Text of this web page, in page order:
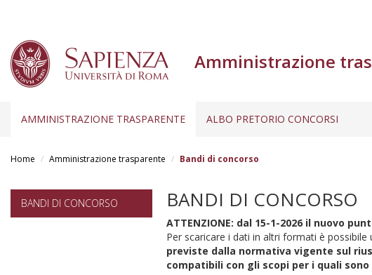
Amministrazione
AMMINISTRAZIONE TRASPARENTE ALBO PRETORIO CONCORSI
Home Amministrazione trasparente Bandi di concorso
BANDI DI CONCORSO BANDI DI CONCORSO
ATTENZIONE: dal 15-1-2026 il nuovo
Per scaricare i dati in altri formati è
previste dalla normativa vigente sul
compatibili con gli scopi per i quali